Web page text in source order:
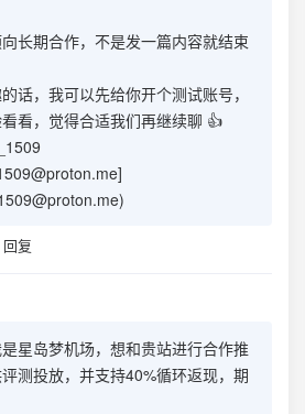
长期合作，不是发一篇内容就结束
话，我可以先给你开个测试账号，
看，觉得合适我们再继续聊 👍
]
)
回复
星岛梦机场，想和贵站进行合作推
测投放，并支持40%循环返现，期